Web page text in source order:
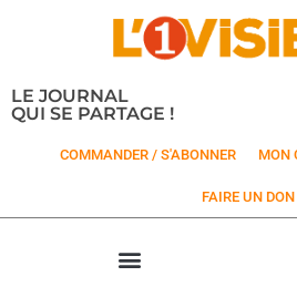
LE JOURNAL
QUI SE PARTAGE !
COMMANDER / S'ABONNER MON
FAIRE UN DON